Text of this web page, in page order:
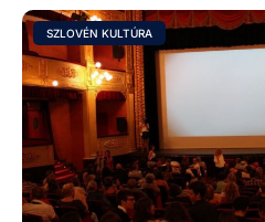
SZLOVÉN KULTÚRA